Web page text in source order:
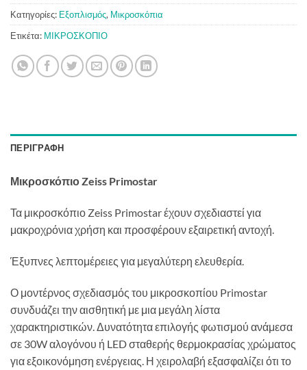
Κατηγορίες: Εξοπλισμός, Μικροσκόπια
Ετικέτα: ΜΙΚΡΟΣΚΟΠΙΟ
ΠΕΡΙΓΡΑΦΉ
Μικροσκόπιο Zeiss Primostar
Τα μικροσκόπιο Zeiss Primostar έχουν σχεδιαστεί για
μακροχρόνια χρήση και προσφέρουν εξαιρετική αντοχή.
Έξυπνες λεπτομέρειες για μεγαλύτερη ελευθερία.
Ο μοντέρνος σχεδιασμός του μικροσκοπίου Primostar
συνδυάζει την αισθητική με μια μεγάλη λίστα
χαρακτηριστικών. Δυνατότητα επιλογής φωτισμού ανάμεσα
σε 30W αλογόνου ή LED σταθερής θερμοκρασίας χρώματος
για εξοικονόμηση ενέργειας. Η χειρολαβή εξασφαλίζει ότι το